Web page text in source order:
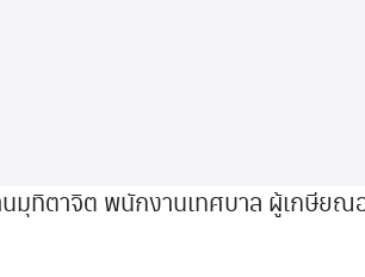
มุทิตาจิต พนักงานเทศบาล ผู้เกษียณ